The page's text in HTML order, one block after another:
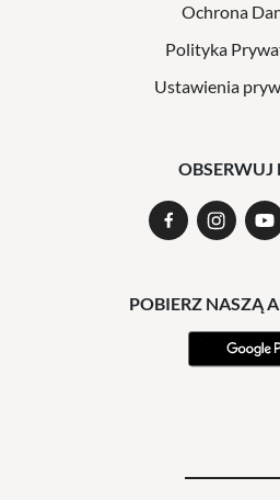
Ochrona
Polityka
Ustawienia
OBSERWUJ
POBIERZ NASZĄ